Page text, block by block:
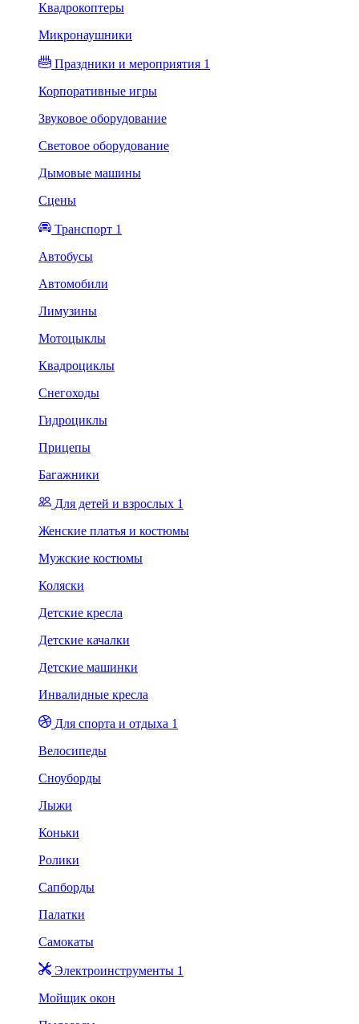
Квадрокоптеры
Микронаушники
Праздники и мероприятия 1
Корпоративные игры
Звуковое оборудование
Световое оборудование
Дымовые машины
Сцены
Транспорт 1
Автобусы
Автомобили
Лимузины
Мотоцыклы
Квадроциклы
Снегоходы
Гидроциклы
Прицепы
Багажники
Для детей и взрослых 1
Женские платья и костюмы
Мужские костюмы
Коляски
Детские кресла
Детские качалки
Детские машинки
Инвалидные кресла
Для спорта и отдыха 1
Велосипеды
Сноуборды
Лыжи
Коньки
Ролики
Сапборды
Палатки
Самокаты
Электроинструменты 1
Мойщик окон